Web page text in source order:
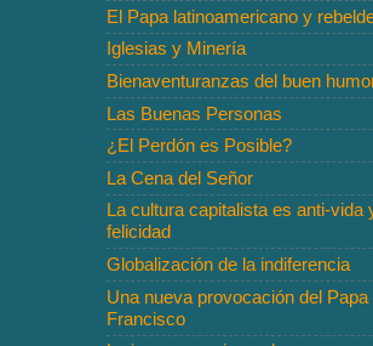
El Papa latinoamericano y
Iglesias y Minería
Bienaventuranzas del buen
Las Buenas Personas
¿El Perdón es Posible?
La Cena del Señor
La cultura capitalista es anti-vida
felicidad
Globalización de la indiferencia
Una nueva provocación del Papa
Francisco